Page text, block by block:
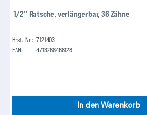
1/2'' Ratsche, verlängerbar, 36 Zähne
Hrst.-Nr.: 7121403
EAN:
4713268468128
In den Warenkorb